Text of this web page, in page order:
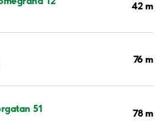
42 m
76 m
51 78 m